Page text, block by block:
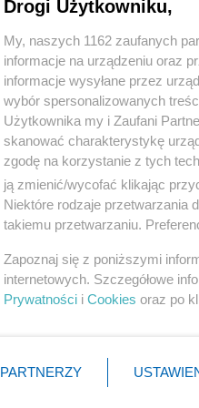
Polityka
Rosja
PiS
Prezydent
NATO
Drogi Użytkowniku,
My, naszych 1162 zaufanych
informacje na urządzeniu oraz
informacje wysyłane przez
wybór spersonalizowanych
Użytkownika my i Zaufani
skanować charakterystykę
zgodę na korzystanie z tych
ją zmienić/wycofać klikając
Niektóre rodzaje przetwarzania
takiemu przetwarzaniu.
Zapoznaj się z poniższymi
internetowych. Szczegółowe
Prywatności i Cookies oraz po
PARTNERZY